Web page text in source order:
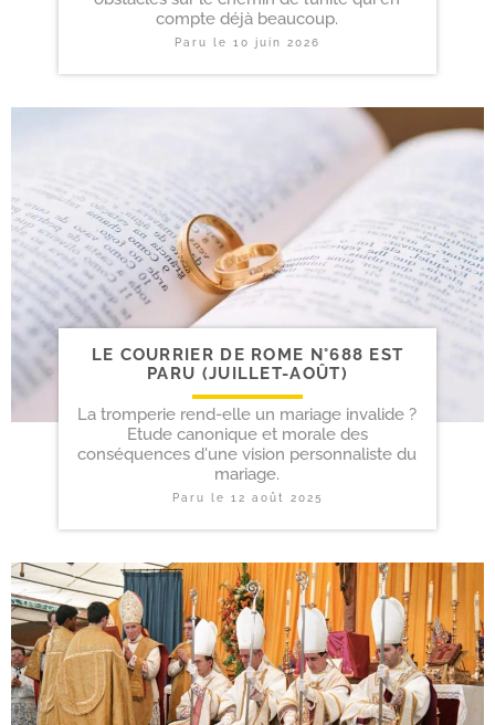
compte déjà beaucoup.
Paru le 10 juin 2026
LE COURRIER DE ROME N°688 EST
PARU (JUILLET-​AOÛT)
La tromperie rend-elle un mariage invalide ?
Etude canonique et morale des
conséquences d'une vision personnaliste du
mariage.
Paru le 12 août 2025